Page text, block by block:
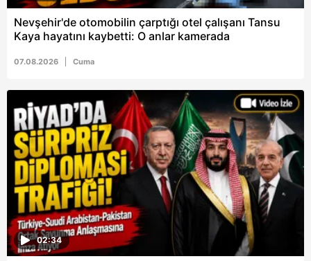
Nevşehir'de otomobilin çarptığı otel çalışanı Tansu
Kaya hayatını kaybetti: O anlar kamerada
07.08.2026 Cuma
02:34